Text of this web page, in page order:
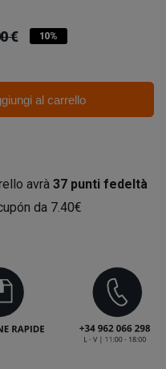
€ 10%
al carrello
avrà 37 punti fedeltà
da 7.40€